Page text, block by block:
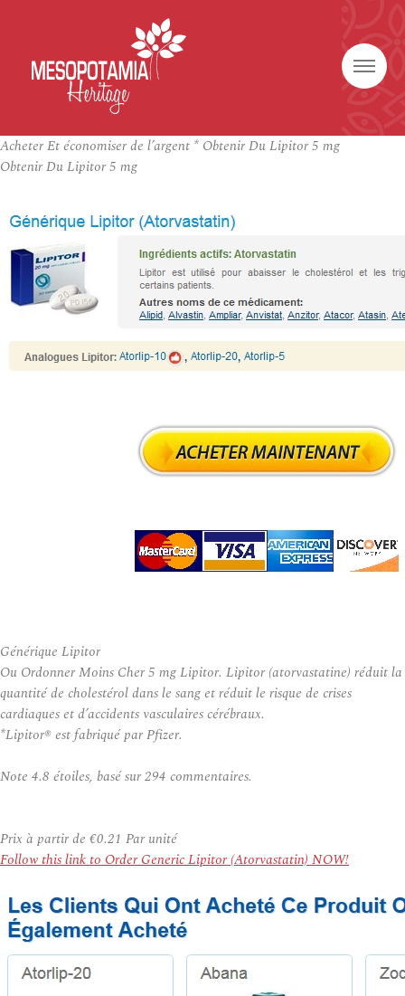
Acheter Et économiser de l’argent * Obtenir Du Lipitor 5 mg
Obtenir Du Lipitor 5 mg
Générique Lipitor
Ou Ordonner Moins Cher 5 mg Lipitor. Lipitor (atorvastatine) réduit la
quantité de cholestérol dans le sang et réduit le risque de crises
cardiaques et d’accidents vasculaires cérébraux.
*Lipitor® est fabriqué par Pfizer.
Note 4.8 étoiles, basé sur294 commentaires.
Prix à partir de €0.21 Par unité
Follow this link to Order Generic Lipitor (Atorvastatin) NOW!